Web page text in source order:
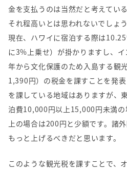
金を支払うのは当然だと考えてい
それ程高いとは思われないでしょう
現在、ハワイに宿泊する際は10.25
に3% 上乗せ）が掛かりますし、
年から文化保護のため入島する観
1,390円）の税金を課すことを発
を課している地域はありますが、
泊費10,000円以上15,000円未満
上の場合は200円と少額です。諸
もっと上げるべきだと思います。
このような観光税を課すことで、